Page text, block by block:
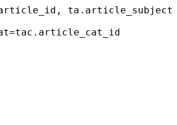
ta.article_subject